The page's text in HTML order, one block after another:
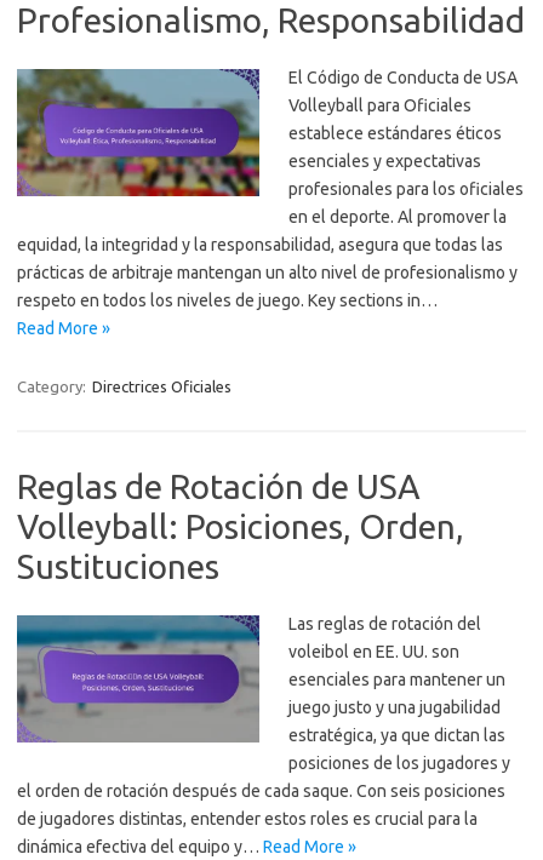
Profesionalismo, Responsabilidad
El Código de Conducta de USA
Volleyball para Oficiales
establece estándares éticos
esenciales y expectativas
profesionales para los oficiales
en el deporte. Al promover la
equidad, la integridad y la responsabilidad, asegura que todas las
prácticas de arbitraje mantengan un alto nivel de profesionalismo y
respeto en todos los niveles de juego. Key sections in…
Read More »
Category: Directrices Oficiales
Reglas de Rotación de USA
Volleyball: Posiciones, Orden,
Sustituciones
Las reglas de rotación del
voleibol en EE. UU. son
esenciales para mantener un
juego justo y una jugabilidad
estratégica, ya que dictan las
posiciones de los jugadores y
el orden de rotación después de cada saque. Con seis posiciones
de jugadores distintas, entender estos roles es crucial para la
dinámica efectiva del equipo y… Read More »